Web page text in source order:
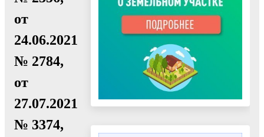
от
24.06.2021
№ 2784,
от
27.07.2021
№ 3374,